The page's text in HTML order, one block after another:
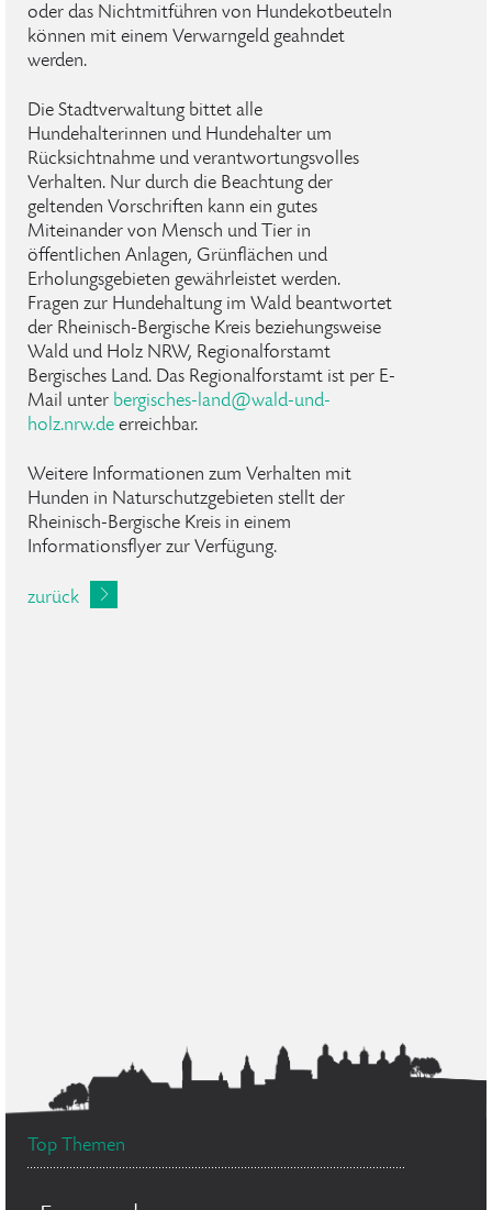
oder das Nichtmitführen von Hundekotbeuteln
können mit einem Verwarngeld geahndet
werden.
Die Stadtverwaltung bittet alle
Hundehalterinnen und Hundehalter um
Rücksichtnahme und verantwortungsvolles
Verhalten. Nur durch die Beachtung der
geltenden Vorschriften kann ein gutes
Miteinander von Mensch und Tier in
öffentlichen Anlagen, Grünflächen und
Erholungsgebieten gewährleistet werden.
Fragen zur Hundehaltung im Wald beantwortet
der Rheinisch-Bergische Kreis beziehungsweise
Wald und Holz NRW, Regionalforstamt
Bergisches Land. Das Regionalforstamt ist per E-
Mail unter bergisches-land@wald-und-
holz.nrw.de erreichbar.
Weitere Informationen zum Verhalten mit
Hunden in Naturschutzgebieten stellt der
Rheinisch-Bergische Kreis in einem
Informationsflyer zur Verfügung.
zurück
Top Themen